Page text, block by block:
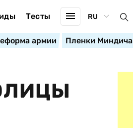
Тесты RU
армии Пленки Миндича